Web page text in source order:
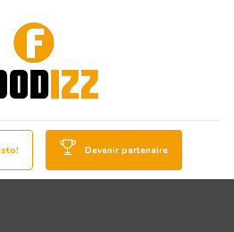
Devenir partenaire